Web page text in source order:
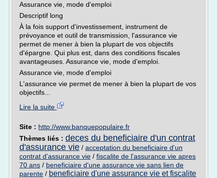
Assurance vie, mode d'emploi
Descriptif long
À la fois support d'investissement, instrument de
prévoyance et outil de transmission, l'assurance vie
permet de mener à bien la plupart de vos objectifs
d'épargne. Qui plus est, dans des conditions fiscales
avantageuses. Assurance vie, mode d'emploi.
Assurance vie, mode d'emploi
L'assurance vie permet de mener à bien la plupart de vos
objectifs...
Lire la suite
Site : http://www.banquepopulaire.fr
Thèmes liés : deces du beneficiaire d'un contrat
d'assurance vie / acceptation du beneficiaire d'un
contrat d'assurance vie / fiscalite de l'assurance vie apres
70 ans / beneficiaire d'une assurance vie sans lien de
parente / beneficiaire d'une assurance vie et fiscalite